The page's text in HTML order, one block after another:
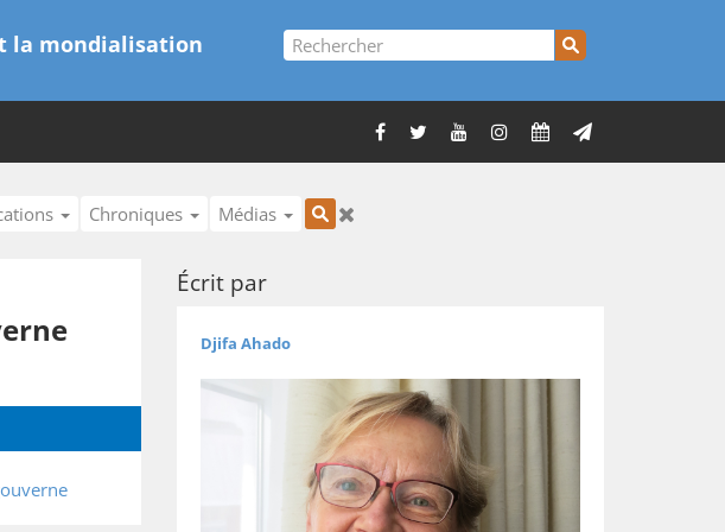
la mondialisation
Chroniques Médias
Écrit par
Djifa Ahado